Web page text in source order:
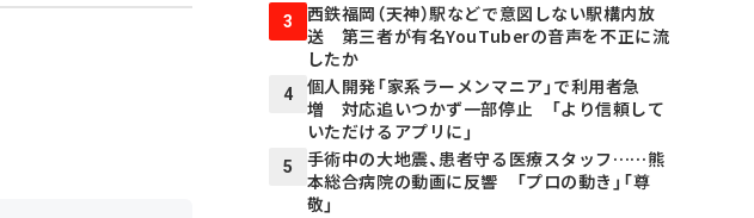
3
西鉄福岡（天神）駅などで意図しない駅構内放
送 第三者が有名YouTuberの音声を不正に流
したか
4
個人開発「家系ラーメンマニア」で利用者急
増 対応追いつかず一部停止 「より信頼して
いただけるアプリに」
5
手術中の大地震、患者守る医療スタッフ……熊
本総合病院の動画に反響 「プロの動き」「尊
敬」